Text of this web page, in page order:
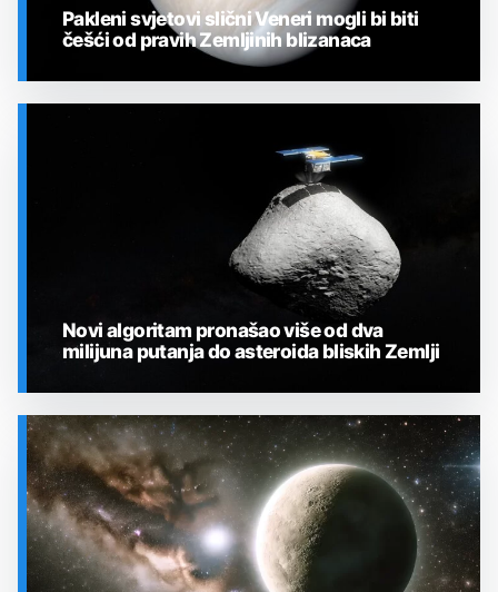
Pakleni svjetovi slični Veneri mogli bi biti
češći od pravih Zemljinih blizanaca
SVEMIR
Novi algoritam pronašao više od dva
milijuna putanja do asteroida bliskih Zemlji